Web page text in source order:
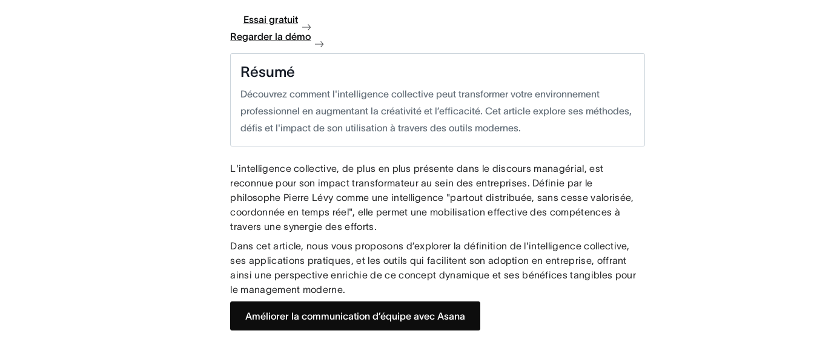
Essai gratuit
Regarder la démo
Résumé
Découvrez comment l'intelligence collective peut transformer votre environnement
professionnel en augmentant la créativité et l’efficacité. Cet article explore ses méthodes,
défis et l'impact de son utilisation à travers des outils modernes.
L'intelligence collective, de plus en plus présente dans le discours managérial, est
reconnue pour son impact transformateur au sein des entreprises. Définie par le
philosophe Pierre Lévy comme une intelligence "partout distribuée, sans cesse valorisée,
coordonnée en temps réel", elle permet une mobilisation effective des compétences à
travers une synergie des efforts.
Dans cet article, nous vous proposons d’explorer la définition de l'intelligence collective,
ses applications pratiques, et les outils qui facilitent son adoption en entreprise, offrant
ainsi une perspective enrichie de ce concept dynamique et ses bénéfices tangibles pour
le management moderne.
Améliorer la communication d’équipe avec Asana